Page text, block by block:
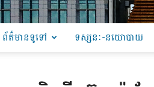
ព័ត៌មានទូទៅ ទស្សនៈ-នយោបាយ